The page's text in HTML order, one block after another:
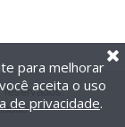
reservados.
para melhorar
aceita o uso
de privacidade.